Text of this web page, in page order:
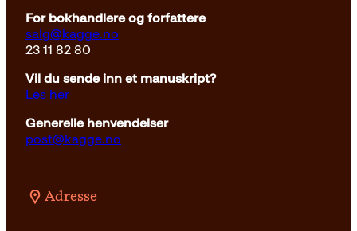
For bokhandlere og forfattere
salg@kagge.no
23 11 82 80
Vil du sende inn et manuskript?
Les her
Generelle henvendelser
post@kagge.no
Adresse